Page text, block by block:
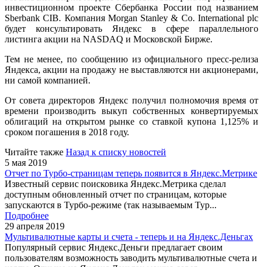
инвестиционном проекте Сбербанка России под названием
Sberbank CIB. Компания Morgan Stanley & Co. International plc
будет консультировать Яндекс в сфере параллельного
листинга акции на NASDAQ и Московской Бирже.
Тем не менее, по сообщению из официального пресс-релиза
Яндекса, акции на продажу не выставляются ни акционерами,
ни самой компанией.
От совета директоров Яндекс получил полномочия время от
времени производить выкуп собственных конвертируемых
облигаций на открытом рынке со ставкой купона 1,125% и
сроком погашения в 2018 году.
Читайте также Назад к списку новостей
5 мая 2019
Отчет по Турбо-страницам теперь появится в Яндекс.Метрике
Известный сервис поисковика Яндекс.Метрика сделал
доступным обновленный отчет по страницам, которые
запускаются в Турбо-режиме (так называемым Тур...
Подробнее
29 апреля 2019
Мультивалютные карты и счета - теперь и на Яндекс.Деньгах
Популярный сервис Яндекс.Деньги предлагает своим
пользователям возможность заводить мультивалютные счета и